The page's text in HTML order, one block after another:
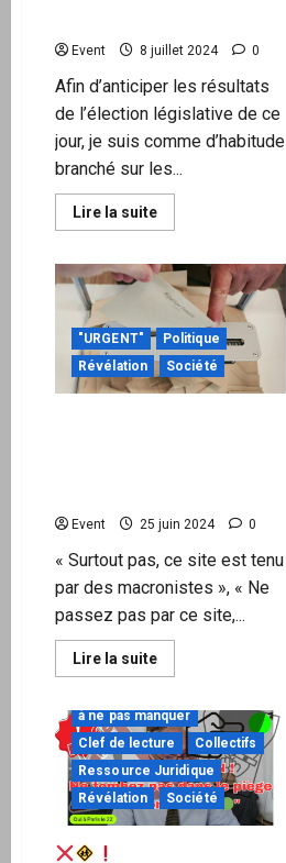
Ukraine
Event 8 juillet 2024 0
Afin d’anticiper les résultats
de l’élection législative de ce
jour, je suis comme d’habitude
branché sur les...
Lire la suiteEn
savoir
Ce
ne
sont
les
votes
qui
comptent,
c’est
"URGENT"
Politique
Révélation
Société
Event 25 juin 2024 0
« Surtout pas, ce site est tenu
par des macronistes », « Ne
passez pas par ce site,...
Lire la suiteEn
savoir
Plan
Procu:
une
plateforme
de
procurations
soupçonnée
de
à ne pas manquer
Clef de lecture
Collectifs
Ressource Juridique
Révélation
Société